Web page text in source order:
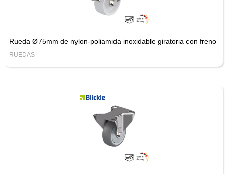
Rueda Ø75mm de nylon-poliamida inoxidable giratoria con freno
RUEDAS